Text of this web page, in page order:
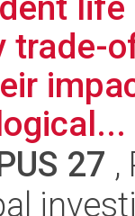
trade-
27 ,